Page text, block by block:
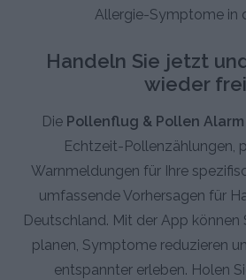
Allergie-Symptome in
Handeln Sie jetzt
wieder
Die Pollenflug & Pollen
Echtzeit-Pollenzählungen,
Warnmeldungen für Ihre
umfassende Vorhersagen für
Deutschland. Mit der App können
planen, Symptome reduzieren
entspannter erleben. Holen